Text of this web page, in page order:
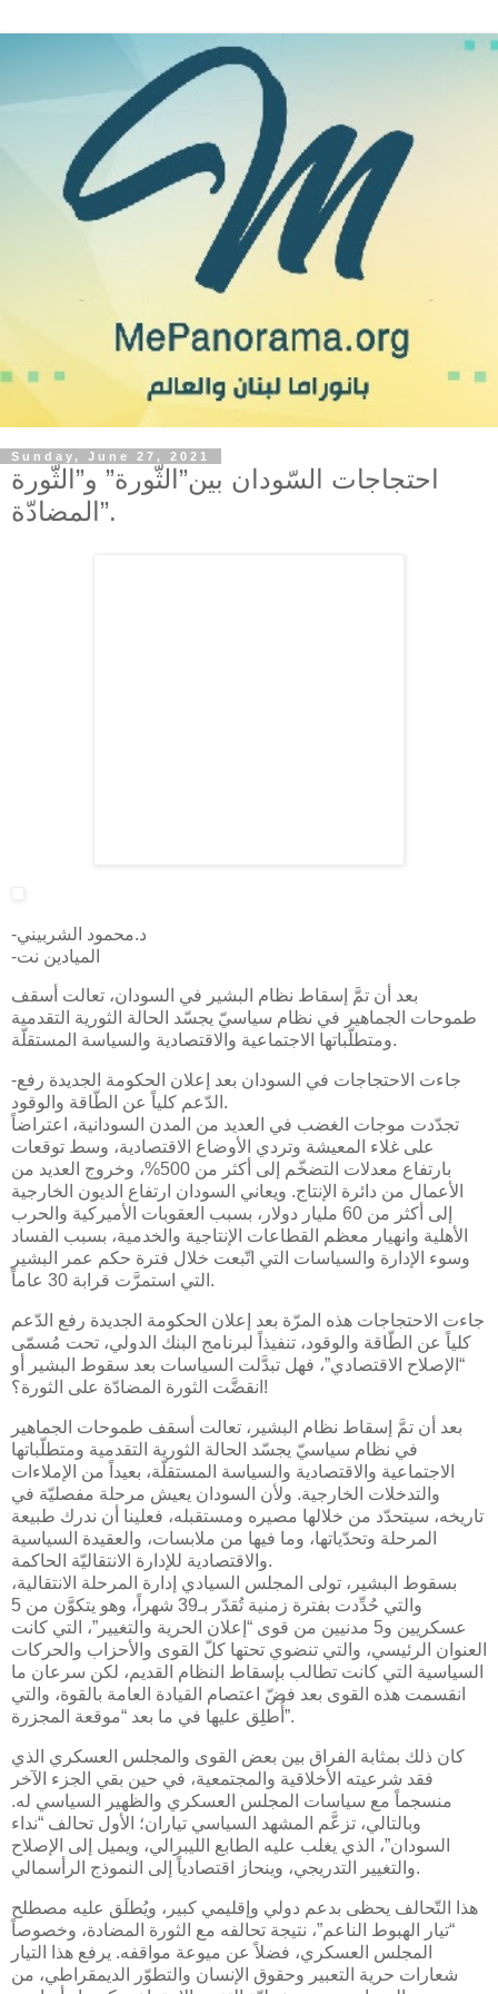
Sunday, June 27, 2021
احتجاجات السّودان بين ”الثّورة” و”الثّورة
المضادّة”.
-د.محمود الشربيني
-الميادين نت
بعد أن تمَّ إسقاط نظام البشير في السودان، تعالت أسقف
طموحات الجماهير في نظام سياسيّ يجسّد الحالة الثورية التقدمية
ومتطلّباتها الاجتماعية والاقتصادية والسياسة المستقلّة.
-جاءت الاحتجاجات في السودان بعد إعلان الحكومة الجديدة رفع
الدّعم كلياً عن الطّاقة والوقود.
تجدّدت موجات الغضب في العديد من المدن السودانية، اعتراضاً
على غلاء المعيشة وتردي الأوضاع الاقتصادية، وسط توقعات
بارتفاع معدلات التضخّم إلى أكثر من 500%، وخروج العديد من
الأعمال من دائرة الإنتاج. ويعاني السودان ارتفاع الديون الخارجية
إلى أكثر من 60 مليار دولار، بسبب العقوبات الأميركية والحرب
الأهلية وانهيار معظم القطاعات الإنتاجية والخدمية، بسبب الفساد
وسوء الإدارة والسياسات التي اتّبعت خلال فترة حكم عمر البشير
التي استمرَّت قرابة 30 عاماً.
جاءت الاحتجاجات هذه المرّة بعد إعلان الحكومة الجديدة رفع الدّعم
كلياً عن الطّاقة والوقود، تنفيذاً لبرنامج البنك الدولي، تحت مُسمّى
“الإصلاح الاقتصادي”، فهل تبدَّلت السياسات بعد سقوط البشير أو
انقضَّت الثورة المضادّة على الثورة؟!
بعد أن تمَّ إسقاط نظام البشير، تعالت أسقف طموحات الجماهير
في نظام سياسيّ يجسّد الحالة الثورية التقدمية ومتطلّباتها
الاجتماعية والاقتصادية والسياسة المستقلّة، بعيداً من الإملاءات
والتدخلات الخارجية. ولأن السودان يعيش مرحلة مفصليّة في
تاريخه، سيتحدّد من خلالها مصيره ومستقبله، فعلينا أن ندرك طبيعة
المرحلة وتحدّياتها، وما فيها من ملابسات، والعقيدة السياسية
والاقتصادية للإدارة الانتقاليّة الحاكمة.
بسقوط البشير، تولى المجلس السيادي إدارة المرحلة الانتقالية،
والتي حُدِّدت بفترة زمنية تُقدّر بـ39 شهراً، وهو يتكوَّن من 5
عسكريين و5 مدنيين من قوى “إعلان الحرية والتغيير”، التي كانت
العنوان الرئيسي، والتي تنضوي تحتها كلّ القوى والأحزاب والحركات
السياسية التي كانت تطالب بإسقاط النظام القديم، لكن سرعان ما
انقسمت هذه القوى بعد فضّ اعتصام القيادة العامة بالقوة، والتي
أُطلِق عليها في ما بعد “موقعة المجزرة”.
كان ذلك بمثابة الفراق بين بعض القوى والمجلس العسكري الذي
فقد شرعيته الأخلاقية والمجتمعية، في حين بقي الجزء الآخر
منسجماً مع سياسات المجلس العسكري والظهير السياسي له.
وبالتالي، تزعَّم المشهد السياسي تياران؛ الأول تحالف “نداء
السودان”، الذي يغلب عليه الطابع الليبرالي، ويميل إلى الإصلاح
والتغيير التدريجي، وينحاز اقتصادياً إلى النموذج الرأسمالي.
هذا التّحالف يحظى بدعم دولي وإقليمي كبير، ويُطلَق عليه مصطلح
“تيار الهبوط الناعم”، نتيجة تحالفه مع الثورة المضادة، وخصوصاً
المجلس العسكري، فضلاً عن ميوعة مواقفه. يرفع هذا التيار
شعارات حرية التعبير وحقوق الإنسان والتطوّر الديمقراطي، من